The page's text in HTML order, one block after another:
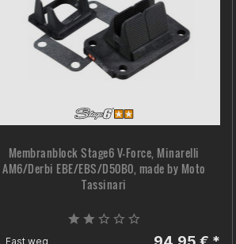
Membranblock Stage6 V-Force, Minarelli
AM6/Derbi EBE/EBS/D50B0, made by Moto
Tassinari
Fast weg